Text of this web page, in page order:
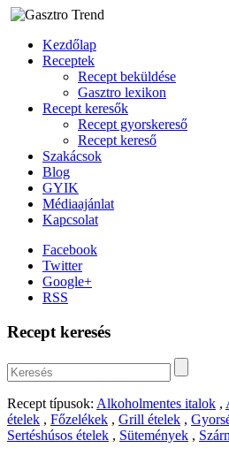
Kezdőlap
Receptek
Recept beküldése
Gasztro lexikon
Recept keresők
Recept gyorskereső
Recept kereső
Szakácsok
Blog
GYIK
Médiaajánlat
Kapcsolat
Facebook
Twitter
Google+
RSS
Recept keresés
Recept típusok: Alkoholmentes italok ,
ételek , Főzelékek , Grill ételek ,
Sertéshúsos ételek , Sütemények ,